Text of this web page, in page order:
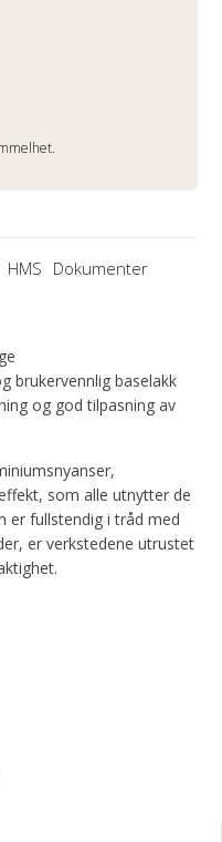
HMS Dokumenter
brukervennlig baselakk
og god tilpasning av
som alle utnytter de
er fullstendig i tråd med
er verkstedene utrustet